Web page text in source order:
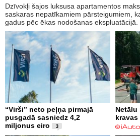
Dzīvokļi šajos luksusa apartamentos
saskaras nepatīkamiem pārsteigumiem,
gadus pēc ēkas nodošanas ekspluatācijā.
“Virši” neto peļņa pirmajā
pusgadā sasniedz 4,2
miljonus eiro
3
Netālu
kravas